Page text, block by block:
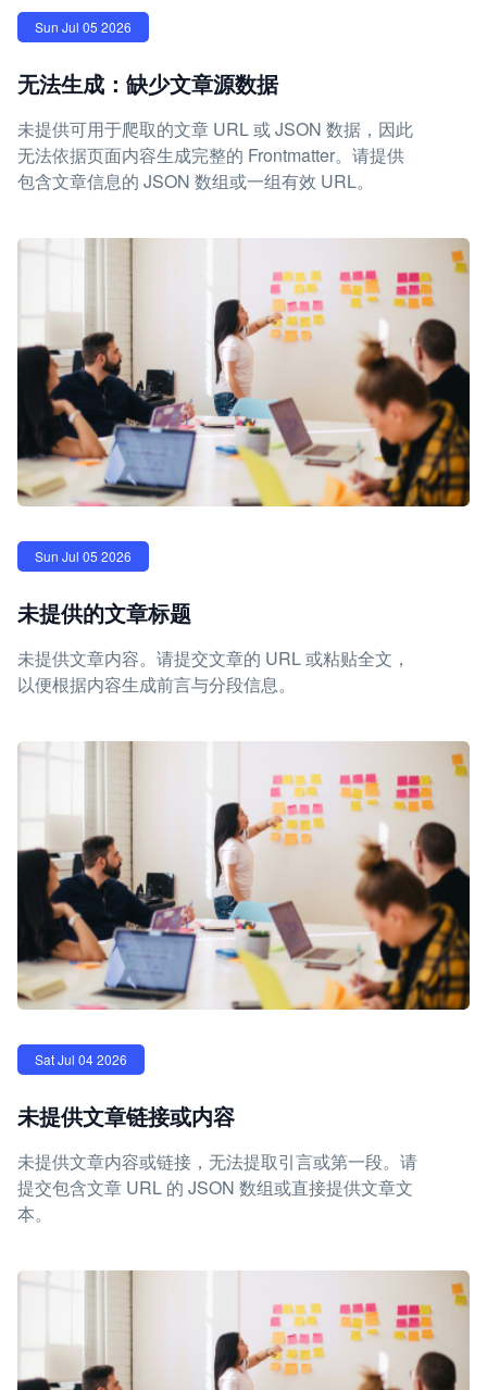
Sun Jul 05 2026
无法生成：缺少文章源数据
未提供可用于爬取的文章 URL 或 JSON 数据，因此
无法依据页面内容生成完整的 Frontmatter。请提供
包含文章信息的 JSON 数组或一组有效 URL。
Sun Jul 05 2026
未提供的文章标题
未提供文章内容。请提交文章的 URL 或粘贴全文，
以便根据内容生成前言与分段信息。
Sat Jul 04 2026
未提供文章链接或内容
未提供文章内容或链接，无法提取引言或第一段。请
提交包含文章 URL 的 JSON 数组或直接提供文章文
本。